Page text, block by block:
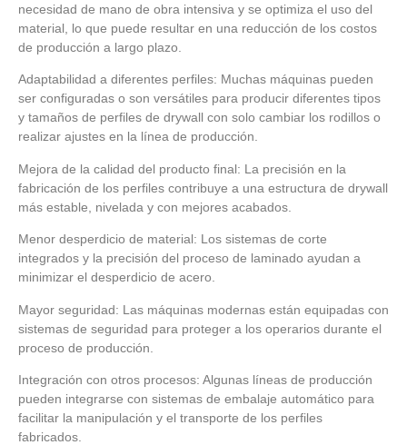
necesidad de mano de obra intensiva y se optimiza el uso del
material, lo que puede resultar en una reducción de los costos
de producción a largo plazo.
Adaptabilidad a diferentes perfiles: Muchas máquinas pueden
ser configuradas o son versátiles para producir diferentes tipos
y tamaños de perfiles de drywall con solo cambiar los rodillos o
realizar ajustes en la línea de producción.
Mejora de la calidad del producto final: La precisión en la
fabricación de los perfiles contribuye a una estructura de drywall
más estable, nivelada y con mejores acabados.
Menor desperdicio de material: Los sistemas de corte
integrados y la precisión del proceso de laminado ayudan a
minimizar el desperdicio de acero.
Mayor seguridad: Las máquinas modernas están equipadas con
sistemas de seguridad para proteger a los operarios durante el
proceso de producción.
Integración con otros procesos: Algunas líneas de producción
pueden integrarse con sistemas de embalaje automático para
facilitar la manipulación y el transporte de los perfiles
fabricados.